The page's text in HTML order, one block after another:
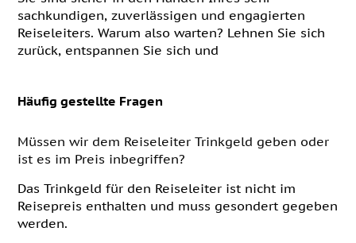
sachkundigen, zuverlässigen und engagierten
Reiseleiters. Warum also warten? Lehnen Sie sich
zurück, entspannen Sie sich und
Häufig gestellte Fragen
Müssen wir dem Reiseleiter Trinkgeld geben oder
ist es im Preis inbegriffen?
Das Trinkgeld für den Reiseleiter ist nicht im
Reisepreis enthalten und muss gesondert gegeben
werden.